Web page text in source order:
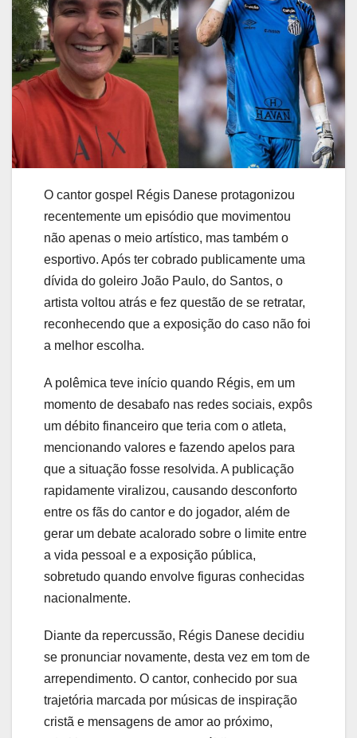
O cantor gospel Régis Danese protagonizou
recentemente um episódio que movimentou
não apenas o meio artístico, mas também o
esportivo. Após ter cobrado publicamente uma
dívida do goleiro João Paulo, do Santos, o
artista voltou atrás e fez questão de se retratar,
reconhecendo que a exposição do caso não foi
a melhor escolha.
A polêmica teve início quando Régis, em um
momento de desabafo nas redes sociais, expôs
um débito financeiro que teria com o atleta,
mencionando valores e fazendo apelos para
que a situação fosse resolvida. A publicação
rapidamente viralizou, causando desconforto
entre os fãs do cantor e do jogador, além de
gerar um debate acalorado sobre o limite entre
a vida pessoal e a exposição pública,
sobretudo quando envolve figuras conhecidas
nacionalmente.
Diante da repercussão, Régis Danese decidiu
se pronunciar novamente, desta vez em tom de
arrependimento. O cantor, conhecido por sua
trajetória marcada por músicas de inspiração
cristã e mensagens de amor ao próximo,